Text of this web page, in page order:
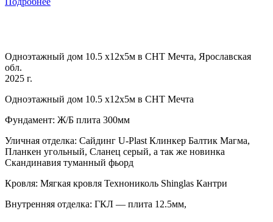
Одноэтажный дом 10.5 х12х5м в СНТ Мечта, Ярославская
обл.
2025 г.
Одноэтажный дом 10.5 х12х5м в СНТ Мечта
Фундамент: Ж/Б плита 300мм
Уличная отделка: Сайдинг U-Plast Клинкер Балтик Магма,
Планкен угольный, Сланец серый, а так же новинка
Скандинавия туманный фьорд
Кровля: Мягкая кровля Технониколь Shinglas Кантри
Внутренняя отделка: ГКЛ — плита 12.5мм,